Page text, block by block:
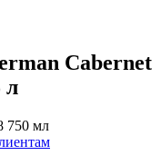
Cabernet
л
750 мл